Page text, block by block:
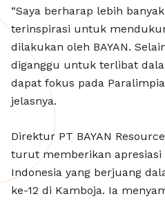
“Saya berharap lebih
terinspirasi untuk
dilakukan oleh BAYAN.
diganggu untuk terlibat
dapat fokus pada
jelasnya.
Direktur PT BAYAN
turut memberikan apresiasi
Indonesia yang berjuang
ke-12 di Kamboja. Ia